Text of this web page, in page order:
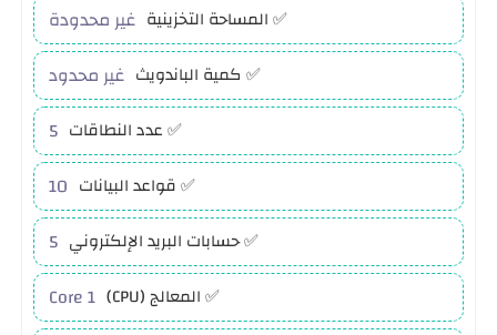
غير محدودة ✅ المساحة التخزينية
غير محدود ✅ كمية الباندويث
5 ✅ عدد النطاقات
10 ✅ قواعد البيانات
5 ✅ حسابات البريد الإلكتروني
1 Core ✅ المعالج (CPU)